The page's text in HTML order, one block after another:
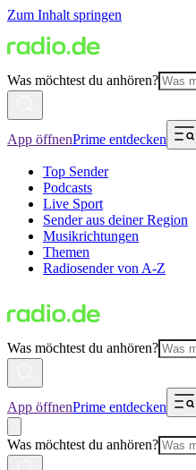
Zum Inhalt springen
Was möchtest du anhören?
App öffnenPrime entdecken
Top Sender
Podcasts
Live Sport
Sender aus deiner Region
Musikrichtungen
Themen
Radiosender von A-Z
Was möchtest du anhören?
App öffnenPrime entdecken
Was möchtest du anhören?